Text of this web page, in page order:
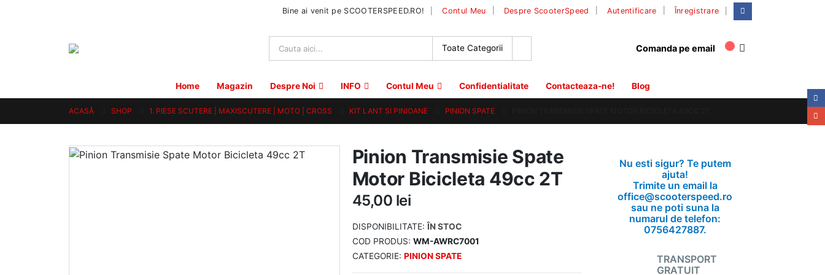
Bine ai venit pe SCOOTERSPEED.RO! Contul Meu Despre ScooterSpeed Autentificare Înregistrare
Comanda pe email
Home Magazin Despre Noi INFO Contul Meu Confidentialitate Contacteaza-ne! Blog
ACASĂ SHOP 1. PIESE SCUTERE | MAXISCUTERE | MOTO | CROSS KIT LANT SI PINIOANE PINION SPATE
Pinion Transmisie Spate
Motor Bicicleta 49cc 2T
45,00 lei
DISPONIBILITATE: ÎN STOC
COD PRODUS: WM-AWRC7001
CATEGORIE: PINION SPATE
Nu esti sigur? Te putem
ajuta!
Trimite un email la
office@scooterspeed.ro
sau ne poti suna la
numarul de telefon:
0756427887.
TRANSPORT
GRATUIT